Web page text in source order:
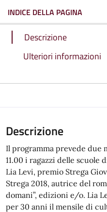
INDICE DELLA PAGINA
Descrizione
Ulteriori informazioni
Descrizione
Il programma prevede due
11.00 i ragazzi delle
Lia Levi, premio Strega
Strega 2018, autrice del
domani”, edizioni e/o. Lia
per 30 anni il mensile di